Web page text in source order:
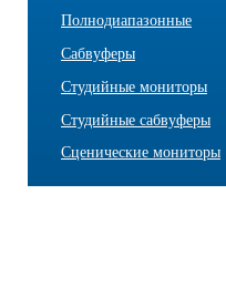
Полнодиапазонные
Сабвуферы
Студийные мониторы
Студийные сабвуферы
Сценические мониторы